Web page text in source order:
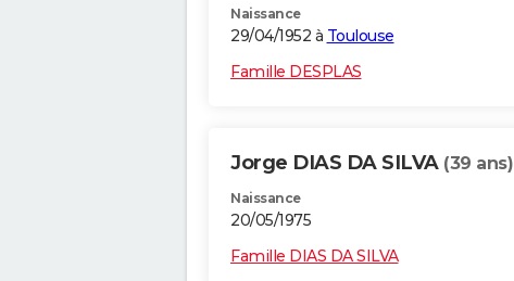
Naissance
29/04/1952 à Toulouse
Famille DESPLAS
Jorge DIAS DA SILVA (39 ans)
Naissance
20/05/1975
Famille DIAS DA SILVA